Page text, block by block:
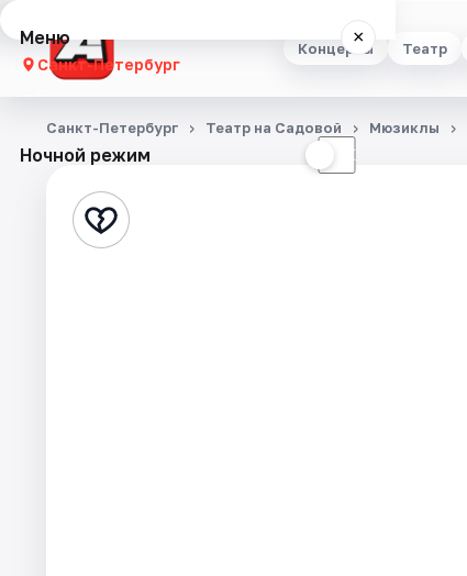
Концерты Театр
Меню ×
Санкт-Петербург
Концерты
Стендап
Ночной режим ☾
Санкт-Петербург Театр на Садовой Мюзиклы